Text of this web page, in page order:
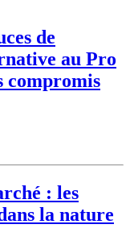
de
au Pro
compromis
: les
la nature